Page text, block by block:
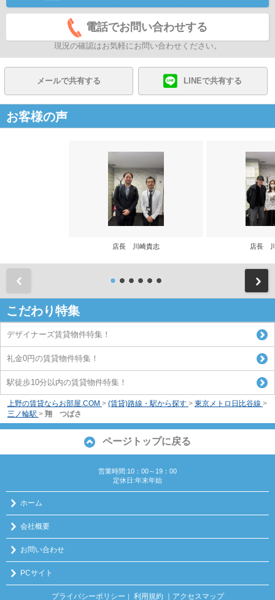
電話でお問い合わせする
現況の確認はお気軽にお問い合わせください。
メールで共有する LINEで共有する
お客様の声
店長 川崎貴志 店長
こだわり特集
デザイナーズ賃貸物件特集！
礼金0円の賃貸物件特集！
駅徒歩10分以内の賃貸物件特集！
上野の賃貸ならお部屋.COM > (賃貸)路線・駅から探す > 東京メトロ日比谷線 >
三ノ輪駅 > 翔 つばさ
ページトップに戻る
営業時間:10：00～19：00
定休日:年末年始
ホーム
会社概要
お問い合わせ
PCサイト
プライバシーポリシー 利用規約 ｜アクセスマップ